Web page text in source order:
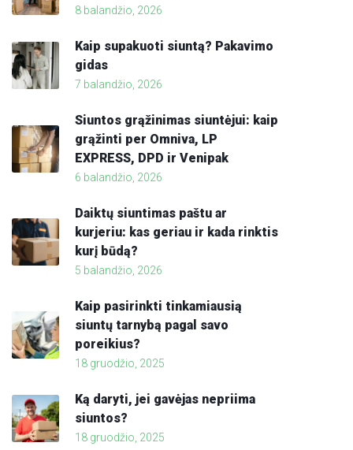
8 balandžio, 2026
Kaip supakuoti siuntą? Pakavimo
gidas
7 balandžio, 2026
Siuntos grąžinimas siuntėjui: kaip
grąžinti per Omniva, LP
EXPRESS, DPD ir Venipak
6 balandžio, 2026
Daiktų siuntimas paštu ar
kurjeriu: kas geriau ir kada rinktis
kurį būdą?
5 balandžio, 2026
Kaip pasirinkti tinkamiausią
siuntų tarnybą pagal savo
poreikius?
18 gruodžio, 2025
Ką daryti, jei gavėjas nepriima
siuntos?
18 gruodžio, 2025